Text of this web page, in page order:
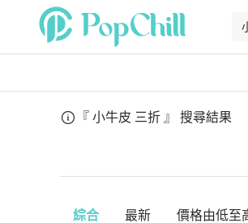
『 小牛皮 三折 』 搜尋結果
綜合 最新 價格由低至